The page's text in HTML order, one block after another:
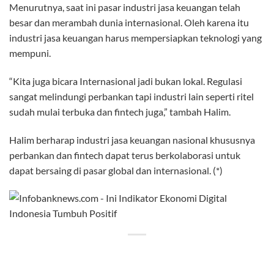
Menurutnya, saat ini pasar industri jasa keuangan telah
besar dan merambah dunia internasional. Oleh karena itu
industri jasa keuangan harus mempersiapkan teknologi yang
mempuni.
“Kita juga bicara Internasional jadi bukan lokal. Regulasi
sangat melindungi perbankan tapi industri lain seperti ritel
sudah mulai terbuka dan fintech juga,” tambah Halim.
Halim berharap industri jasa keuangan nasional khususnya
perbankan dan fintech dapat terus berkolaborasi untuk
dapat bersaing di pasar global dan internasional. (*)